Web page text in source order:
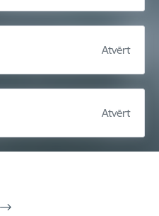
Atvērt
Atvērt